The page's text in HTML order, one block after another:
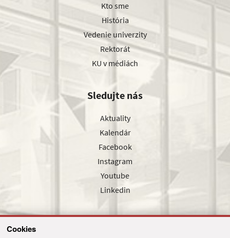
Cookies
Kto sme
História
Vedenie univerzity
Rektorát
KU v médiách
Sledujte nás
Aktuality
Kalendár
Facebook
Instagram
Youtube
Linkedin